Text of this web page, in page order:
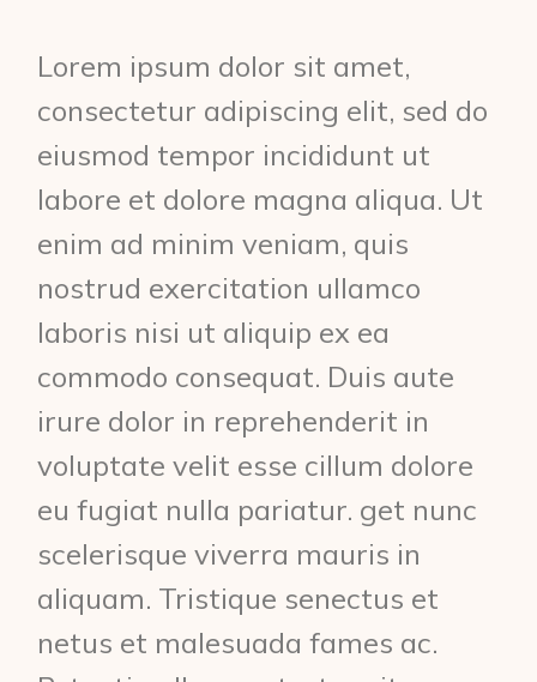
Lorem ipsum dolor sit amet,
consectetur adipiscing elit, sed do
eiusmod tempor incididunt ut
labore et dolore magna aliqua. Ut
enim ad minim veniam, quis
nostrud exercitation ullamco
laboris nisi ut aliquip ex ea
commodo consequat. Duis aute
irure dolor in reprehenderit in
voluptate velit esse cillum dolore
eu fugiat nulla pariatur. get nunc
scelerisque viverra mauris in
aliquam. Tristique senectus et
netus et malesuada fames ac.